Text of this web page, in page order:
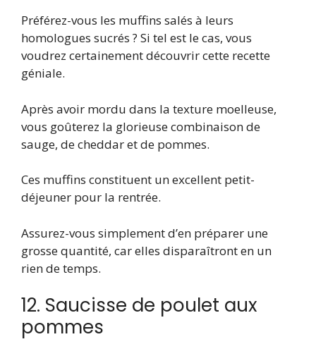
Préférez-vous les muffins salés à leurs
homologues sucrés ? Si tel est le cas, vous
voudrez certainement découvrir cette recette
géniale.
Après avoir mordu dans la texture moelleuse,
vous goûterez la glorieuse combinaison de
sauge, de cheddar et de pommes.
Ces muffins constituent un excellent petit-
déjeuner pour la rentrée.
Assurez-vous simplement d’en préparer une
grosse quantité, car elles disparaîtront en un
rien de temps.
12. Saucisse de poulet aux
pommes